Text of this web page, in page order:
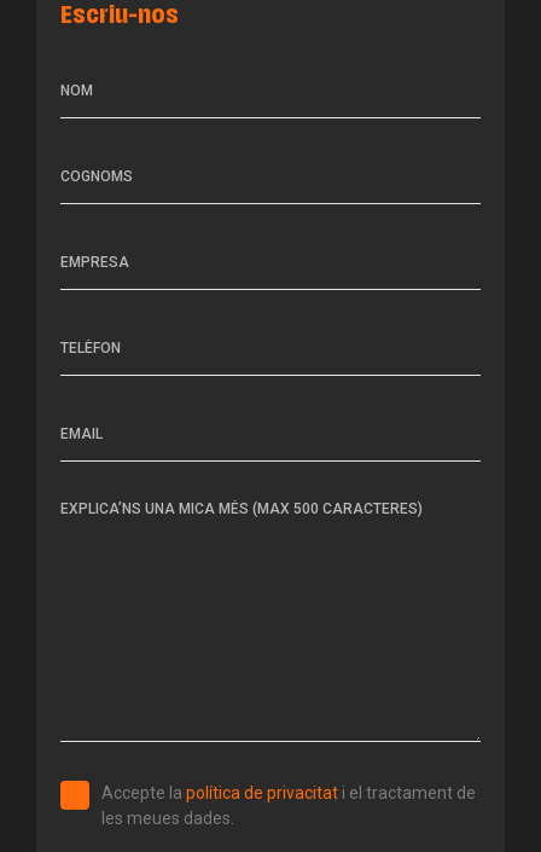
Escriu-nos
Accepte la política de privacitat i el tractament de
les meues dades.